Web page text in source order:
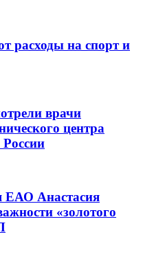
расходы на спорт и
врачи
центра
ЕАО Анастасия
«золотого